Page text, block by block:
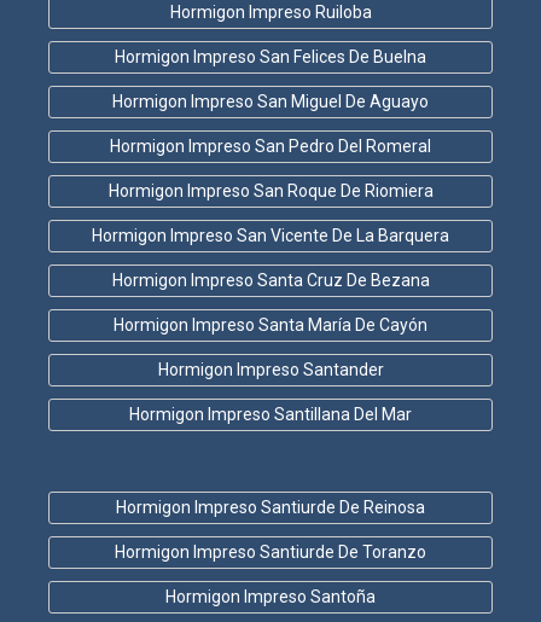
Hormigon Impreso Ruiloba
Hormigon Impreso San Felices De Buelna
Hormigon Impreso San Miguel De Aguayo
Hormigon Impreso San Pedro Del Romeral
Hormigon Impreso San Roque De Riomiera
Hormigon Impreso San Vicente De La Barquera
Hormigon Impreso Santa Cruz De Bezana
Hormigon Impreso Santa María De Cayón
Hormigon Impreso Santander
Hormigon Impreso Santillana Del Mar
Hormigon Impreso Santiurde De Reinosa
Hormigon Impreso Santiurde De Toranzo
Hormigon Impreso Santoña